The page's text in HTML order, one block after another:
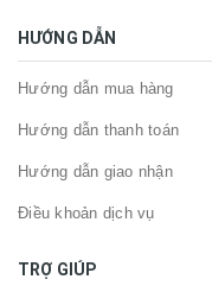
HƯỚNG DẪN
Hướng dẫn mua hàng
Hướng dẫn thanh toán
Hướng dẫn giao nhận
Điều khoản dịch vụ
TRỢ GIÚP